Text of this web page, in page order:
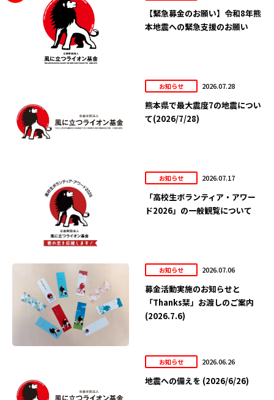
【緊急募金のお願い】令和8年熊
本地震への緊急支援のお願い
お知らせ 2026.07.28
熊本県で最大震度7の地震につい
て(2026/7/28)
お知らせ 2026.07.17
「高校生ボランティア・アワー
ド2026」の一般観覧について
お知らせ 2026.07.06
募金活動実施のお知らせと
「Thanks栞」お渡しのご案内
(2026.7.6)
お知らせ 2026.06.26
地震への備えを (2026/6/26)